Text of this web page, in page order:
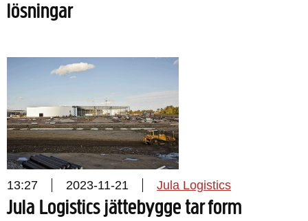
lösningar
13:27 2023-11-21 Jula Logistics
Jula Logistics jättebygge tar form